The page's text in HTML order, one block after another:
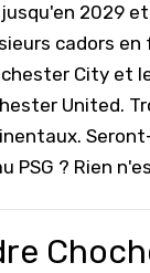
2029
cadors
City et
United.
PSG ? Rien